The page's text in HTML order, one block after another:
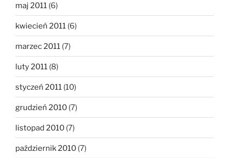
maj 2011 (6)
kwiecień 2011 (6)
marzec 2011 (7)
luty 2011 (8)
styczeń 2011 (10)
grudzień 2010 (7)
listopad 2010 (7)
październik 2010 (7)